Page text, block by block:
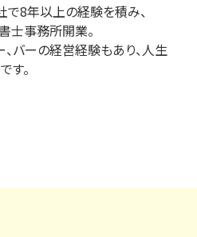
8年以上の経験を積み、
士事務所開業。
バーの経営経験もあり、人生
す。